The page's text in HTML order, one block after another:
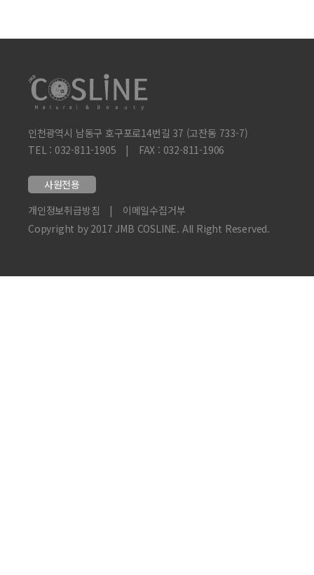
인천광역시 남동구 호구포로14번길 37 (고잔동 733-7)
TEL : 032-811-1905
| FAX : 032-811-1906
사원전용
개인정보취급방침
|
이메일수집거부
Copyright by 2017 JMB COSLINE. All Right Reserved.